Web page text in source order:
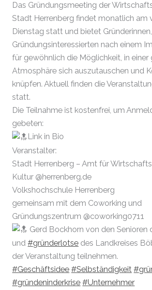
Das Gründungsmeeting der
Stadt Herrenberg findet monatlich am
Dienstag statt und bietet
Gründungsinteressierten nach einem
für gewöhnlich die Möglichkeit, in einer
Atmosphäre sich auszutauschen und
knüpfen. Aktuell finden die
statt.
Die Teilnahme ist kostenfrei, um
gebeten:
Link in Bio
Veranstalter:
Stadt Herrenberg – Amt für
Kultur @herrenberg.de
Volkshochschule Herrenberg
gemeinsam mit dem Coworking und
Gründungszentrum @coworking0711
Gerd Bockhorn von den Senioren
und#gründerlotse des Landkreises
der Veranstaltung teilnehmen.
#Geschäftsidee #Selbständigkeit
#gründeninderkrise #Unternehmer